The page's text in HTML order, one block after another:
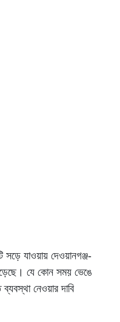
সড়ে যাওয়ায় দেওয়ানগঞ্জ-
যে কোন সময় ভেঙে
নেওয়ার দাবি